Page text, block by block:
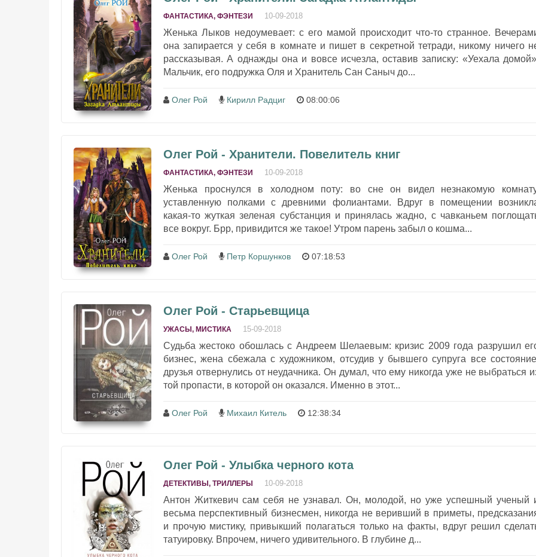
ФАНТАСТИКА, ФЭНТЕЗИ 10-09-2018
Женька Лыков недоумевает: с его мамой происходит что-то странное.
она запирается у себя в комнате и пишет в секретной тетради, никому ничего
рассказывая. А однажды она и вовсе исчезла, оставив записку: «Уехала
Мальчик, его подружка Оля и Хранитель Сан Саныч до...
Олег Рой Кирилл Радциг 08:00:06
Олег Рой - Хранители. Повелитель книг
ФАНТАСТИКА, ФЭНТЕЗИ 10-09-2018
Женька проснулся в холодном поту: во сне он видел незнакомую
уставленную полками с древними фолиантами. Вдруг в помещении
какая-то жуткая зеленая субстанция и принялась жадно, с чавканьем
все вокруг. Брр, привидится же такое! Утром парень забыл о кошма...
Олег Рой Петр Коршунков 07:18:53
Олег Рой - Старьевщица
УЖАСЫ, МИСТИКА 15-09-2018
Судьба жестоко обошлась с Андреем Шелаевым: кризис 2009 года разрушил
бизнес, жена сбежала с художником, отсудив у бывшего супруга все
друзья отвернулись от неудачника. Он думал, что ему никогда уже не выбраться
той пропасти, в которой он оказался. Именно в этот...
Олег Рой Михаил Китель 12:38:34
Олег Рой - Улыбка черного кота
ДЕТЕКТИВЫ, ТРИЛЛЕРЫ 10-09-2018
Антон Житкевич сам себя не узнавал. Он, молодой, но уже успешный ученый
весьма перспективный бизнесмен, никогда не веривший в приметы,
и прочую мистику, привыкший полагаться только на факты, вдруг решил
татуировку. Впрочем, ничего удивительного. В глубине д...